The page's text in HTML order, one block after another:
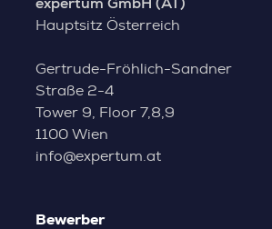
Hauptsitz Österreich
Gertrude-Fröhlich-Sandner
Straße 2-4
Tower 9, Floor 7,8,9
1100 Wien
info@expertum.at
Bewerber